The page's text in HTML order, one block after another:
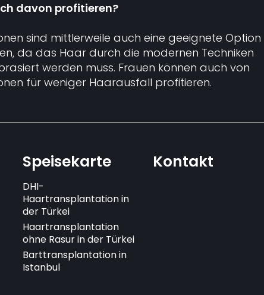
davon profitieren?
sind mittlerweile auch eine geeignete Option
da das Haar durch die modernen Techniken
werden muss. Frauen können auch von
für weniger Haarausfall profitieren.
Speisekarte
DHI-
Haartransplantation in
der Türkei
Haartransplantation
ohne Rasur in der Türkei
Barttransplantation in
Istanbul
Kontakt